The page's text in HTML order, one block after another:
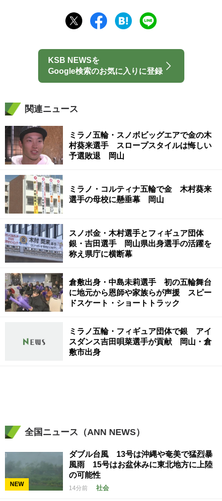
KSB NEWSを
Google検索のお気に入りに登録
関連ニュース
ミラノ五輪・スノボビッグエアで金の木
村葵来選手 スロープスタイルは悔しい
予選敗退 岡山
ミラノ・コルティナ五輪で金 木村葵来
選手の母校に懸垂幕 岡山
スノボ金・木村選手とフィギュア団体
銀・吉田選手 岡山県出身選手の活躍を
称え県庁に横断幕
倉敷出身・中島未莉選手 初の五輪舞台
に地元から恩師や家族らが声援 スピー
ドスケート・ショートトラック
ミラノ五輪・フィギュア団体で銀 アイ
スダンス吉田唄菜選手が貢献 岡山・倉
敷市出身
全国ニュース（ANN NEWS）
NEW
ダブル台風 13号は沖縄や奄美で猛烈暴
風雨 15号はお盆休みに東北地方に上陸
の可能性
14分前 社会